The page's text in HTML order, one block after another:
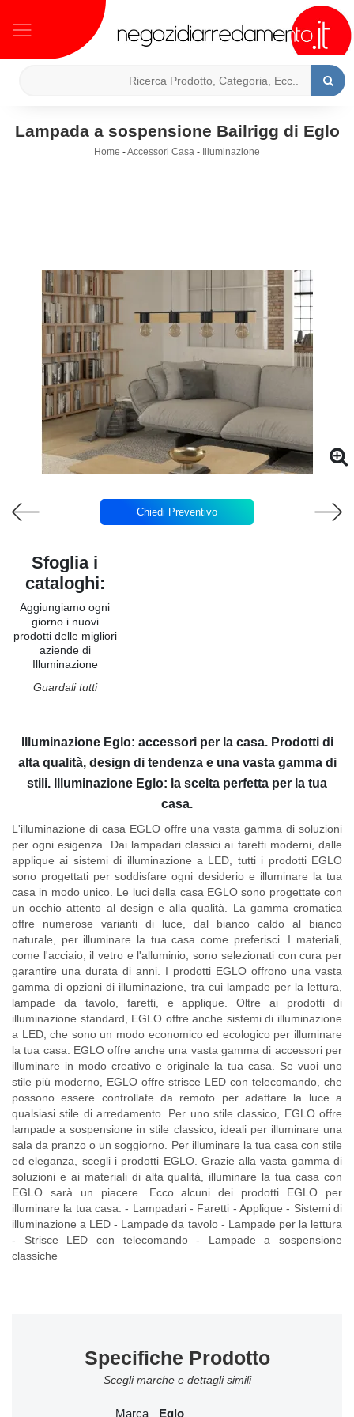
Lampada a sospensione Bailrigg di Eglo
Home -Accessori Casa - Illuminazione
Chiedi Preventivo
Illuminazione Eglo: accessori per la casa. Prodotti di
alta qualità, design di tendenza e una vasta gamma di
stili. Illuminazione Eglo: la scelta perfetta per la tua
casa.
L'illuminazione di casa EGLO offre una vasta gamma di soluzioni
per ogni esigenza. Dai lampadari classici ai faretti moderni, dalle
applique ai sistemi di illuminazione a LED, tutti i prodotti EGLO
sono progettati per soddisfare ogni desiderio e illuminare la tua
casa in modo unico. Le luci della casa EGLO sono progettate con
un occhio attento al design e alla qualità. La gamma cromatica
offre numerose varianti di luce, dal bianco caldo al bianco
naturale, per illuminare la tua casa come preferisci. I materiali,
come l'acciaio, il vetro e l'alluminio, sono selezionati con cura per
garantire una durata di anni. I prodotti EGLO offrono una vasta
gamma di opzioni di illuminazione, tra cui lampade per la lettura,
lampade da tavolo, faretti, e applique. Oltre ai prodotti di
illuminazione standard, EGLO offre anche sistemi di illuminazione
a LED, che sono un modo economico ed ecologico per illuminare
la tua casa. EGLO offre anche una vasta gamma di accessori per
illuminare in modo creativo e originale la tua casa. Se vuoi uno
stile più moderno, EGLO offre strisce LED con telecomando, che
possono essere controllate da remoto per adattare la luce a
qualsiasi stile di arredamento. Per uno stile classico, EGLO offre
lampade a sospensione in stile classico, ideali per illuminare una
sala da pranzo o un soggiorno. Per illuminare la tua casa con stile
ed eleganza, scegli i prodotti EGLO. Grazie alla vasta gamma di
soluzioni e ai materiali di alta qualità, illuminare la tua casa con
EGLO sarà un piacere. Ecco alcuni dei prodotti EGLO per
illuminare la tua casa: - Lampadari - Faretti - Applique - Sistemi di
illuminazione a LED - Lampade da tavolo - Lampade per la lettura
- Strisce LED con telecomando - Lampade a sospensione
classiche
Sfoglia i
cataloghi:
Aggiungiamo ogni
giorno i nuovi
prodotti delle migliori
aziende di
Illuminazione
Guardali tutti
Specifiche Prodotto
Scegli marche e dettagli simili
Marca Eglo